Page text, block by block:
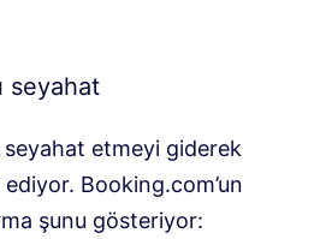
seyahat
seyahat etmeyi giderek
Booking.com’un
şunu gösteriyor: